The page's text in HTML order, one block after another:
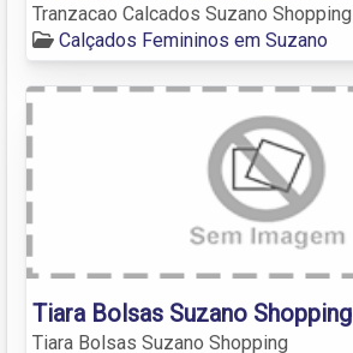
Tranzacao Calcados Suzano Shopping
Calçados Femininos em Suzano
Tiara Bolsas Suzano Shopping
Tiara Bolsas Suzano Shopping